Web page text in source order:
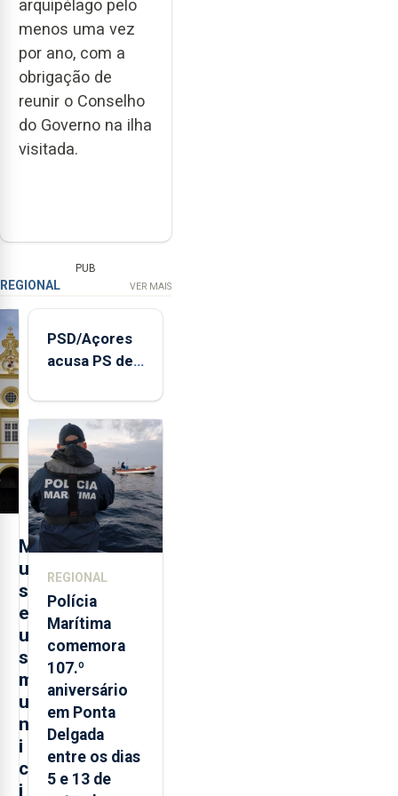
arquipélago pelo
menos uma vez
por ano, com a
obrigação de
reunir o Conselho
do Governo na ilha
visitada.
PUB
REGIONAL VER MAIS
M
u
s
e
u
s
m
u
n
i
c
i
PSD/Açores
acusa PS de
contraditória"
sobre
evolução
turística
REGIONAL
Polícia
Marítima
comemora
107.º
aniversário
em Ponta
Delgada
entre os dias
5 e 13 de